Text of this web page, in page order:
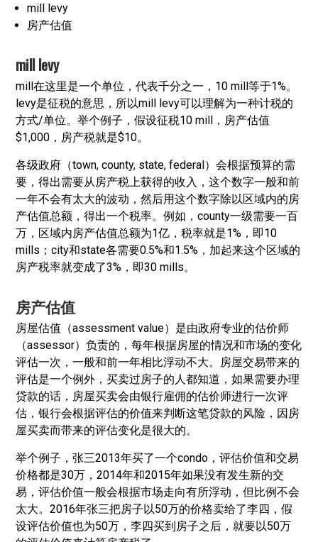
mill levy
房产估值
mill levy
mill在这里是一个单位，代表千分之一，10 mill等于1%。
levy是征税的意思，所以mill levy可以理解为一种计税的
方式/单位。举个例子，假设征税10 mill，房产估值
$1,000，房产税就是$10。
各级政府（town, county, state, federal）会根据预算的需
要，得出需要从房产税上获得的收入，这个数字一般和前
一年不会有太大的波动，然后用这个数字除以区域内的房
产估值总额，得出一个税率。例如，county一级需要一百
万，区域内房产估值总额为1亿，税率就是1%，即10
mills；city和state各需要0.5%和1.5%，加起来这个区域的
房产税率就变成了3%，即30 mills。
房产估值
房屋估值（assessment value）是由政府专业的估价师
（assessor）负责的，每年根据房屋的情况和市场的变化
评估一次，一般和前一年相比浮动不大。房屋交易带来的
评估是一个例外，买卖过房子的人都知道，如果需要办理
贷款的话，房屋买卖会由银行雇佣的估价师进行一次评
估，银行会根据评估的价值来判断这笔贷款的风险，因房
屋买卖而带来的评估变化是很大的。
举个例子，张三2013年买了一个condo，评估价值和交易
价格都是30万，2014年和2015年如果没有发生新的交
易，评估价值一般会根据市场走向有所浮动，但比例不会
太大。2016年张三把房子以50万的价格卖给了李四，假
设评估价值也为50万，李四买到房子之后，就要以50万